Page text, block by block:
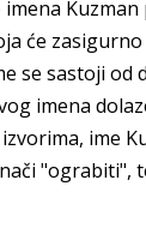
Kuzman
će
se sastoji od
imena
ime
"ograbiti",